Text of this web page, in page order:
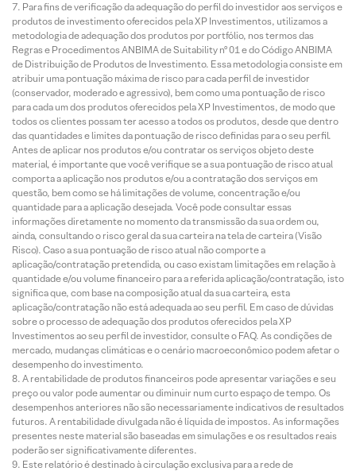
Para fins de verificação da adequação do perfil do investidor aos serviços e
produtos de investimento oferecidos pela XP Investimentos, utilizamos a
metodologia de adequação dos produtos por portfólio, nos termos das
Regras e Procedimentos ANBIMA de Suitability nº 01 e do Código ANBIMA
de Distribuição de Produtos de Investimento. Essa metodologia consiste em
atribuir uma pontuação máxima de risco para cada perfil de investidor
(conservador, moderado e agressivo), bem como uma pontuação de risco
para cada um dos produtos oferecidos pela XP Investimentos, de modo que
todos os clientes possam ter acesso a todos os produtos, desde que dentro
das quantidades e limites da pontuação de risco definidas para o seu perfil.
Antes de aplicar nos produtos e/ou contratar os serviços objeto deste
material, é importante que você verifique se a sua pontuação de risco atual
comporta a aplicação nos produtos e/ou a contratação dos serviços em
questão, bem como se há limitações de volume, concentração e/ou
quantidade para a aplicação desejada. Você pode consultar essas
informações diretamente no momento da transmissão da sua ordem ou,
ainda, consultando o risco geral da sua carteira na tela de carteira (Visão
Risco). Caso a sua pontuação de risco atual não comporte a
aplicação/contratação pretendida, ou caso existam limitações em relação à
quantidade e/ou volume financeiro para a referida aplicação/contratação, isto
significa que, com base na composição atual da sua carteira, esta
aplicação/contratação não está adequada ao seu perfil. Em caso de dúvidas
sobre o processo de adequação dos produtos oferecidos pela XP
Investimentos ao seu perfil de investidor, consulte o FAQ. As condições de
mercado, mudanças climáticas e o cenário macroeconômico podem afetar o
desempenho do investimento.
A rentabilidade de produtos financeiros pode apresentar variações e seu
preço ou valor pode aumentar ou diminuir num curto espaço de tempo. Os
desempenhos anteriores não são necessariamente indicativos de resultados
futuros. A rentabilidade divulgada não é líquida de impostos. As informações
presentes neste material são baseadas em simulações e os resultados reais
poderão ser significativamente diferentes.
Este relatório é destinado à circulação exclusiva para a rede de